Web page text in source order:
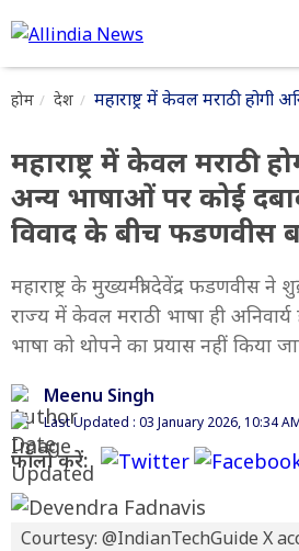
होम देश महाराष्ट्र में केवल मराठी होगी
महाराष्ट्र में केवल मराठी
अन्य भाषाओं पर कोई
विवाद के बीच फडणवीस
महाराष्ट्र के मुख्यमंत्री देवेंद्र फडणवीस ने
राज्य में केवल मराठी भाषा ही
भाषा को थोपने का प्रयास नहीं किया
Meenu Singh
Last Updated : 03 January 2026, 10:34
फॉलो करें:
Courtesy: @IndianTechGuide X